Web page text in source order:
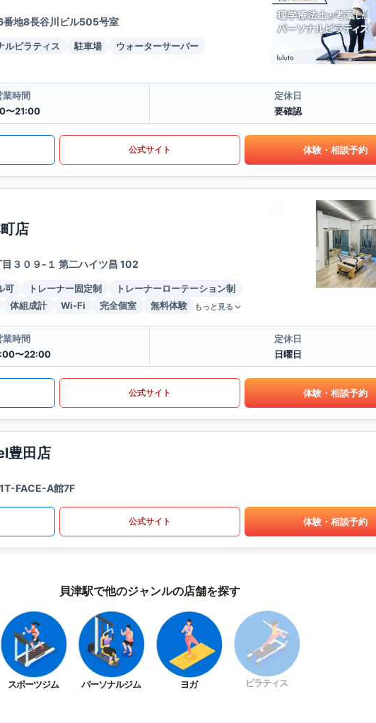
番地8長谷川ビル505号室
ルピラティス 駐車場
ウォーターサーバー
業時間
〜21:00
定休日
要確認
公式サイト 体験・相談予約
店
３０９-１ 第二ハイツ昌 102
可 トレーナー固定制
トレーナーローテーション制
体組成計 Wi-Fi 完全個室 無料体験 もっと見る
業時間
〜22:00
定休日
日曜日
公式サイト 体験・相談予約
豊田店
FACE-A館7F
公式サイト 体験・相談予約
貝津駅で他のジャンルの店舗を探す
スポーツジム パーソナルジム ヨガ ピラティス